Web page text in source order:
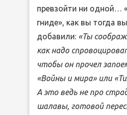
превзойти ни одной…
гниде», как вы тогда
добавили: «Ты
как надо
чтобы он прочел
«Войны и мира» или
А это ведь не про
шалавы, готовой